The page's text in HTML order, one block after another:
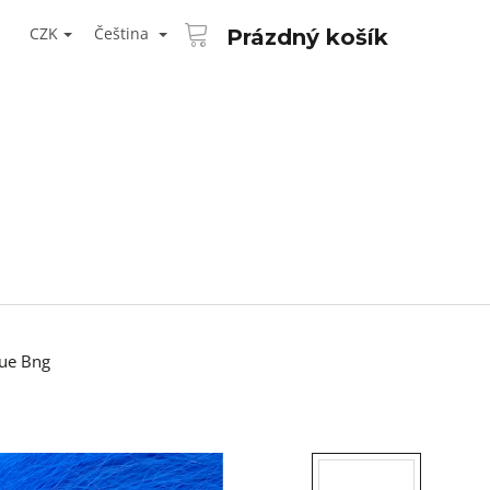
CZK Čeština NÁKUPNÍ
KOŠÍK
Prázdný košík
Bng
KANEKALON 1